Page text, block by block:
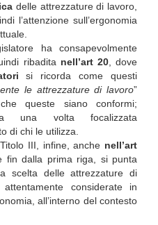
delle attrezzature di lavoro,
l’attenzione sull’ergonomia
ha consapevolmente
ribadita nell’art 20, dove
si ricorda come questi
le attrezzature di lavoro”
queste siano conformi;
una volta focalizzata
di chi le utilizza.
III, infine, anche nell’art
fin dalla prima riga, si punta
scelta delle attrezzature di
considerate in
all’interno del contesto